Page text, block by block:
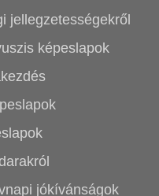
jellegzetességekről
képeslapok
jókívánságok